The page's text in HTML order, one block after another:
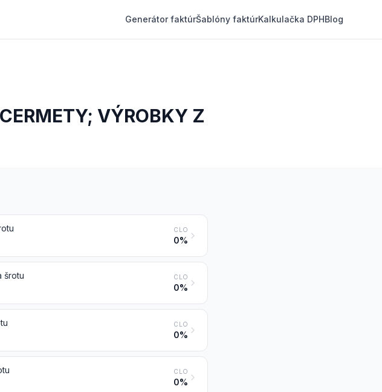
Generátor faktúrŠablóny faktúrKalkulačka DPHBlog
VÝROBKY Z
CLO
0%
šrotu CLO
0%
CLO
0%
CLO
0%